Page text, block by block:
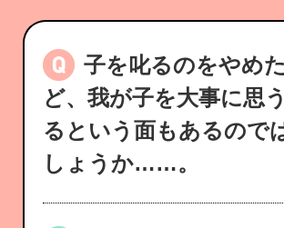
子を叱るのをやめ
ど、我が子を大事に思
るという面もあるので
しょうか……。